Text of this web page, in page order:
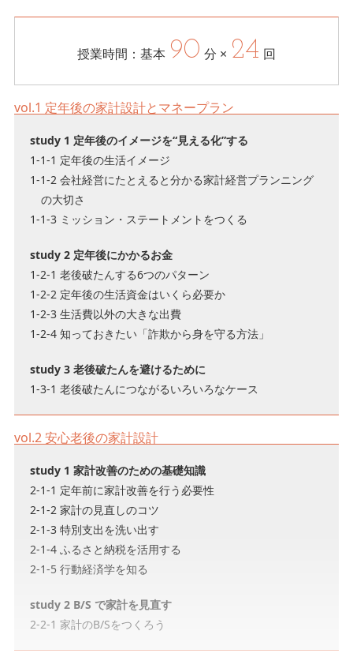
授業時間： 基本 90 分 × 24 回
vol.1 定年後の家計設計とマネープラン
study 1 定年後のイメージを“見える化”する
1-1-1 定年後の生活イメージ
1-1-2 会社経営にたとえると分かる家計経営プランニング
の大切さ
1-1-3 ミッション・ステートメントをつくる
study 2 定年後にかかるお金
1-2-1 老後破たんする6つのパターン
1-2-2 定年後の生活資金はいくら必要か
1-2-3 生活費以外の大きな出費
1-2-4 知っておきたい「詐欺から身を守る方法」
study 3 老後破たんを避けるために
1-3-1 老後破たんにつながるいろいろなケース
vol.2 安心老後の家計設計
study 1 家計改善のための基礎知識
2-1-1 定年前に家計改善を行う必要性
2-1-2 家計の見直しのコツ
2-1-3 特別支出を洗い出す
2-1-4 ふるさと納税を活用する
2-1-5 行動経済学を知る
study 2 B/S で家計を見直す
2-2-1 家計のB/Sをつくろう